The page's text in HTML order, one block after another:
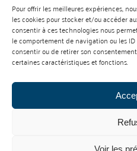
Pour offrir les meilleures expériences,
les cookies pour stocker et/ou accéder
consentir à ces technologies nous
le comportement de navigation ou les
consentir ou de retirer son
certaines caractéristiques et fonctions.
Voir les
BP 70023 - 49610
Tél :07